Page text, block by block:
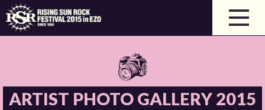
ARTIST PHOTO GALLERY 2015